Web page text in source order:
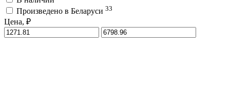
Произведено в Беларуси 33
Цена, ₽